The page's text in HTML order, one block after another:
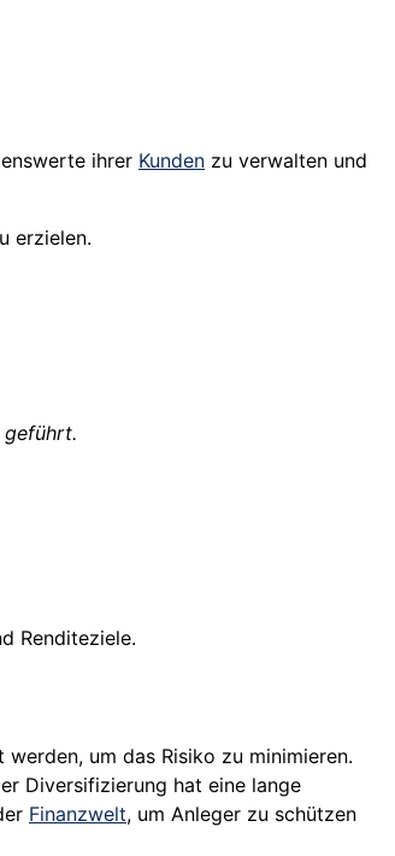
ihrer Kunden zu verwalten und
erzielen.
geführt.
Renditeziele.
um das Risiko zu minimieren.
Diversifizierung hat eine lange
Finanzwelt, um Anleger zu schützen